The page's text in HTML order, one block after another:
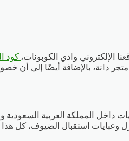
الإلكتروني وادي الكوبونات، كود
بالإضافة أيضًا إلى أن خصومات
داخل المملكة العربية
وعبايات استقبال الضيوف، كل